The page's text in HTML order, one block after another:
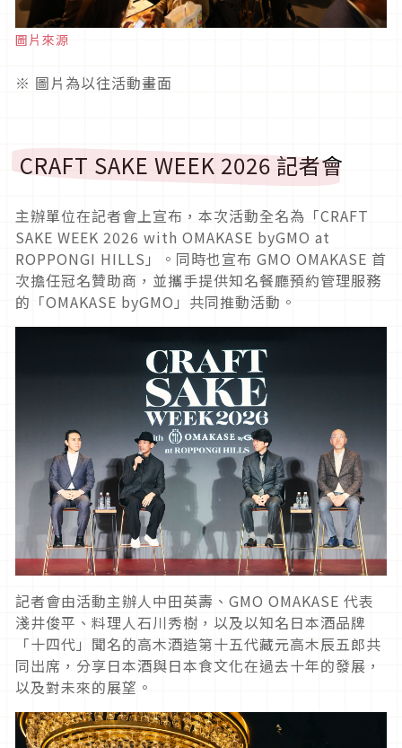
圖片來源
※ 圖片為以往活動畫面
CRAFT SAKE WEEK 2026 記者會
主辦單位在記者會上宣布，本次活動全名為「CRAFT
SAKE WEEK 2026 with OMAKASE byGMO at
ROPPONGI HILLS」。同時也宣布 GMO OMAKASE 首
次擔任冠名贊助商，並攜手提供知名餐廳預約管理服務
的「OMAKASE byGMO」共同推動活動。
記者會由活動主辦人中田英壽、GMO OMAKASE 代表
淺井俊平、料理人石川秀樹，以及以知名日本酒品牌
「十四代」聞名的高木酒造第十五代藏元高木辰五郎共
同出席，分享日本酒與日本食文化在過去十年的發展，
以及對未來的展望。